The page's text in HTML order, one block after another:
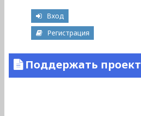
Вход
Регистрация
Поддержать проект